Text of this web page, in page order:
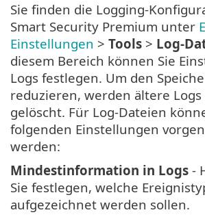
Sie finden die Logging-
Smart Security Premium unter
Einstellungen > Tools > Log-
diesem Bereich können Sie
Logs festlegen. Um den
reduzieren, werden ältere
gelöscht. Für Log-Dateien
folgenden Einstellungen
werden:
Mindestinformation in Logs -
Sie festlegen, welche
aufgezeichnet werden sollen.